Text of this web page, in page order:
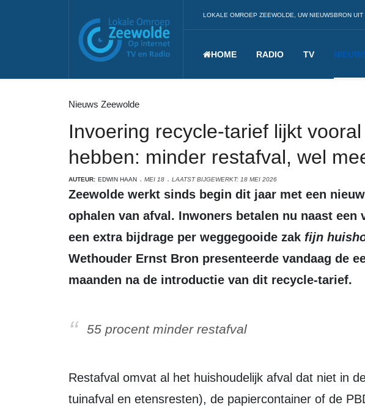
LOKALE OMROEP ZEEWOLDE, UW NIEUWSBRON UIT
HOME RADIO TV
Nieuws Zeewolde
Invoering recycle-tarief lijkt
hebben: minder restafval, wel
AUTEUR: EDWIN HAAN MEI 18 LAATST BIJGEWERKT: 18 MEI 2026
Zeewolde werkt sinds begin dit jaar met een nieuw systeem voor het
ophalen van afval. Inwoners betalen nu naast
een extra bijdrage per weggegooide zak fijn
Wethouder Ernst Bron presenteerde vandaag de
maanden na de introductie van dit recycle-tarief.
55 procent minder restafval
Restafval omvat al het huishoudelijk afval dat niet in de GFTe- (groente-, fruit-,
tuinafval en etensresten), de papiercontainer of de